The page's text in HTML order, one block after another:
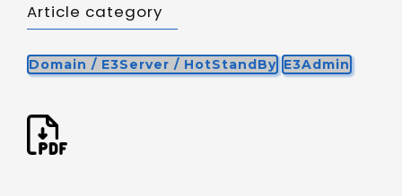
Article category
Domain / E3Server / HotStandBy E3Admin